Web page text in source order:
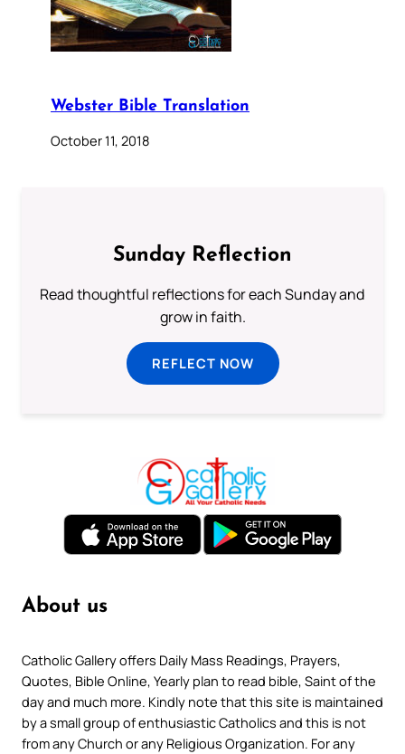
Webster Bible Translation
October 11, 2018
Sunday Reflection
Read thoughtful reflections for each Sunday and
grow in faith.
REFLECT NOW
About us
Catholic Gallery offers Daily Mass Readings, Prayers,
Quotes, Bible Online, Yearly plan to read bible, Saint of the
day and much more. Kindly note that this site is maintained
by a small group of enthusiastic Catholics and this is not
from any Church or any Religious Organization. For any